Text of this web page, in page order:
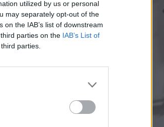
utilized by us or personal
may separately opt-out of the
the IAB’s list of downstream
parties on the IAB’s List of
parties.